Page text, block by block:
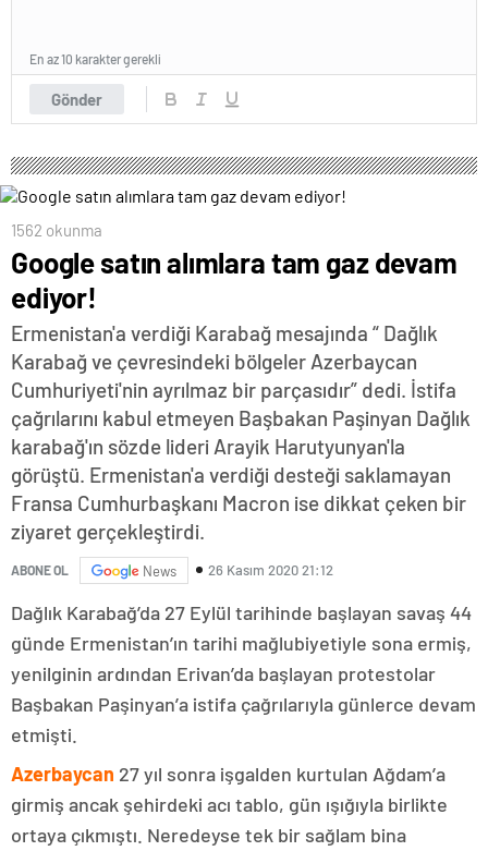
Gönder
En az 10 karakter gerekli
1562 okunma
Google satın alımlara tam gaz devam
ediyor!
Ermenistan'a verdiği Karabağ mesajında “ Dağlık
Karabağ ve çevresindeki bölgeler Azerbaycan
Cumhuriyeti'nin ayrılmaz bir parçasıdır” dedi. İstifa
çağrılarını kabul etmeyen Başbakan Paşinyan Dağlık
karabağ'ın sözde lideri Arayik Harutyunyan'la
görüştü. Ermenistan'a verdiği desteği saklamayan
Fransa Cumhurbaşkanı Macron ise dikkat çeken bir
ziyaret gerçekleştirdi.
ABONE OL News 26 Kasım 2020 21:12
Dağlık Karabağ’da 27 Eylül tarihinde başlayan savaş 44
günde Ermenistan’ın tarihi mağlubiyetiyle sona ermiş,
yenilginin ardından Erivan’da başlayan protestolar
Başbakan Paşinyan’a istifa çağrılarıyla günlerce devam
etmişti.
Azerbaycan 27 yıl sonra işgalden kurtulan Ağdam’a
girmiş ancak şehirdeki acı tablo, gün ışığıyla birlikte
ortaya çıkmıştı. Neredeyse tek bir sağlam bina